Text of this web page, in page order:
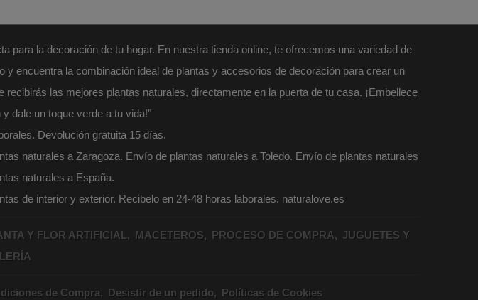
la decoración de tu hogar. En nuestra tienda online, te ofrecemos una variedad de
encuentra la combinación ideal de plantas y accesorios de decoración para crear un
las mejores plantas naturales, directamente en la puerta de tu casa. ¡Embellece
dale un toque verde a tu vida!"
Devolución gratuita 15 días.
naturales a Zaragoza. Envío de plantas naturales a Toledo. Envío de plantas naturales
naturales a España.
de interior y exterior. Recibelo en 24-48 horas laborales. naturalove.es
Y FLOR ARTIFICIAL MACETEROS PROCESO DE COMPRA
JUGUETES Y
de Compra Desistir de un pedido Políticas de Cookies